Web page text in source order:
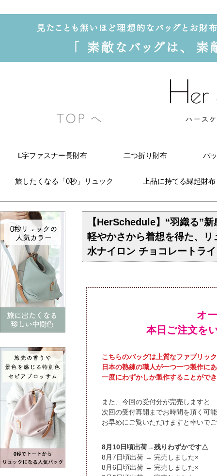
L字ファスナー長財布 二つ折り財布 バ
旅したくなる「0秒」リュック 上品に持てる縁起財布
【HerSchedule】“羽織る”
軽やかさから着想を得た、
水ナイロン チョコレートラ
オ
本日ご注文を
こちらのバッグは上質なファブリッ
日本の熟練の職人が一つ一つ製作に
一度にわずかしか製作することがで
また、今回の受付分が完売しますと
次回の受付再開までお時間を頂く可
お早めにご覧いただけますと幸いで
頃出荷→残りわずかです△
頃出荷 → 完売しました×
頃出荷 → 完売しました×